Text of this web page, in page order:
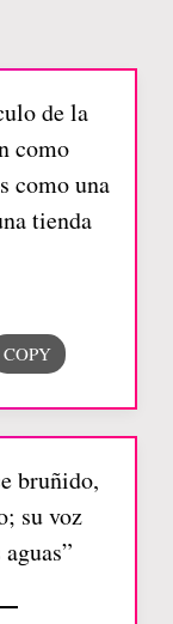
de la
como
como una
tienda
bruñido,
su voz